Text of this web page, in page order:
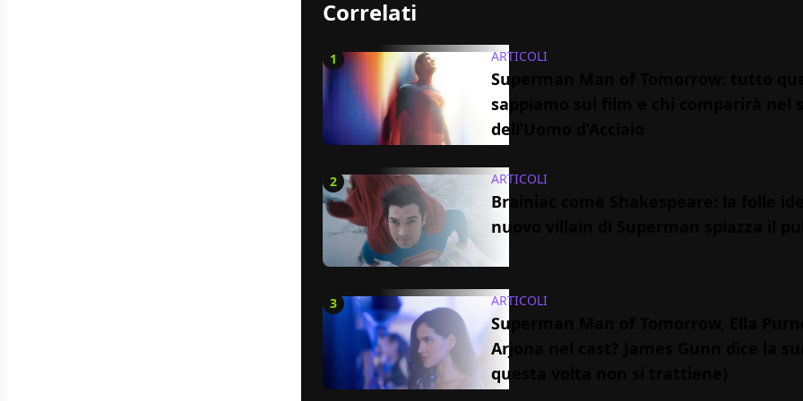
Correlati
1 ARTICOLI
Superman Man of Tomorrow: tutto
sappiamo sul film e chi comparirà nel
dell’Uomo d’Acciaio
2 ARTICOLI
Brainiac come Shakespeare: la folle
nuovo villain di Superman spiazza il
3 ARTICOLI
Superman Man of Tomorrow, Ella
Arjona nel cast? James Gunn dice la
questa volta non si trattiene)